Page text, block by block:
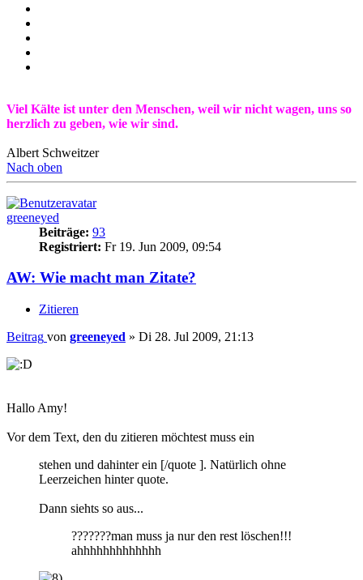
Viel Kälte ist unter den Menschen, weil wir nicht wagen, uns so
herzlich zu geben, wie wir sind.
Albert Schweitzer
Nach oben
greeneyed
Beiträge: 93
Registriert: Fr 19. Jun 2009, 09:54
AW: Wie macht man Zitate?
Zitieren
Beitrag von greeneyed » Di 28. Jul 2009, 21:13
Hallo Amy!
Vor dem Text, den du zitieren möchtest muss ein
stehen und dahinter ein [/quote ]. Natürlich ohne
Leerzeichen hinter quote.
Dann siehts so aus...
???????man muss ja nur den rest löschen!!!
ahhhhhhhhhhhhh